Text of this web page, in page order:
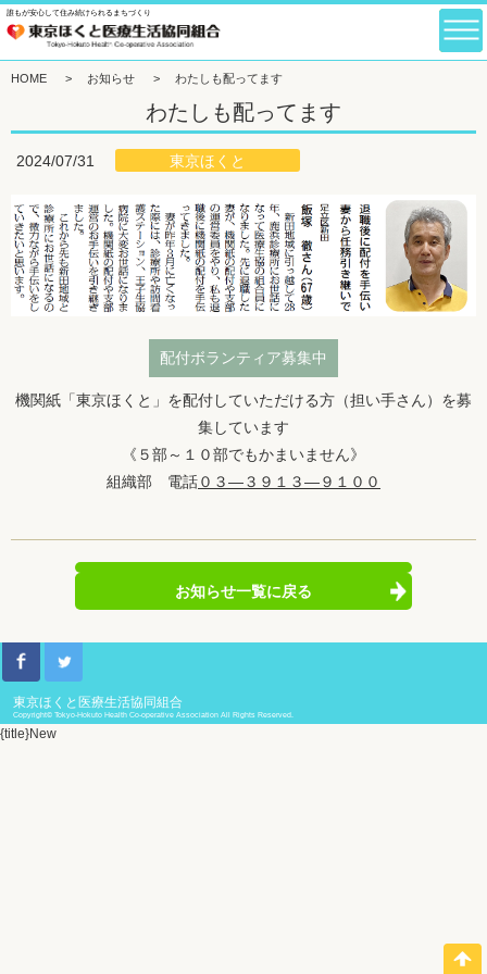
誰もが安心して住み続けられるまちづくり
HOME > お知らせ > わたしも配ってます
わたしも配ってます
2024/07/31 東京ほくと
配付ボランティア募集中
機関紙「東京ほくと」を配付していただける方（担い手さん）を募
集しています
《５部～１０部でもかまいません》
組織部 電話０３―３９１３―９１００
お知らせ一覧に戻る
東京ほくと医療生活協同組合
Copyright© Tokyo-Hokuto Health Co-operative Association All Rights Reserved.
{title}New